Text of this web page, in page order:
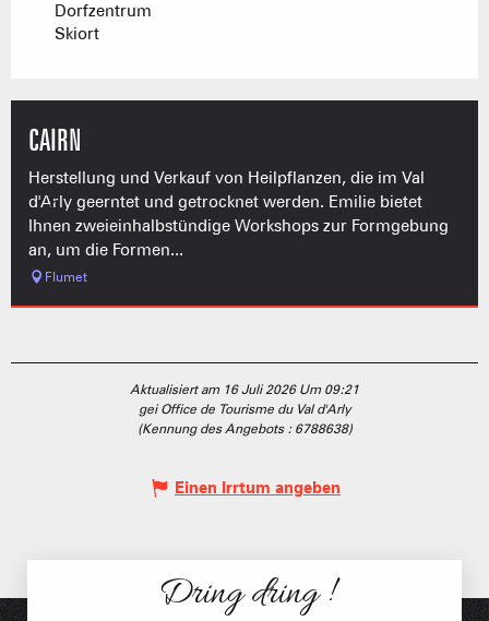
Dorfzentrum
Skiort
CAIRN
Herstellung und Verkauf von Heilpflanzen, die im Val
d'Arly geerntet und getrocknet werden. Emilie bietet
Ihnen zweieinhalbstündige Workshops zur Formgebung
an, um die Formen...
Flumet
Aktualisiert am 16 Juli 2026 Um 09:21
gei Office de Tourisme du Val d'Arly
(Kennung des Angebots : 6788638)
Einen Irrtum angeben
Dring dring !